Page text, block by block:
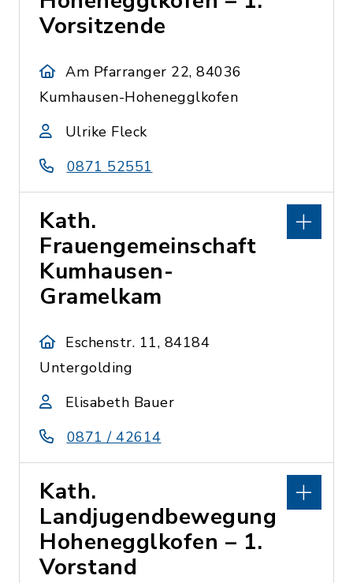
Vorsitzende
Am Pfarranger 22, 84036
Kumhausen-Hohenegglkofen
Ulrike Fleck
0871 52551
Kath.
Frauengemeinschaft
Kumhausen-
Gramelkam
Eschenstr. 11, 84184
Untergolding
Elisabeth Bauer
0871 / 42614
Kath.
Landjugendbewegung
Hohenegglkofen – 1.
Vorstand